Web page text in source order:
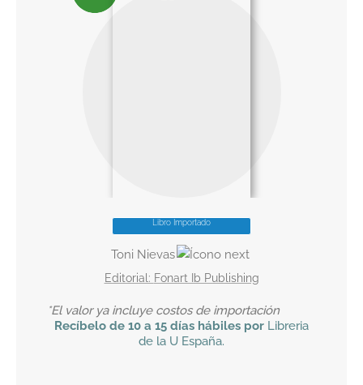
Libro Importado
Toni Nievas
Fonart Ib Publishing
*El valor ya incluye costos de importación
Recíbelo de 10 a 15 días hábiles por Libreria
de la U España.